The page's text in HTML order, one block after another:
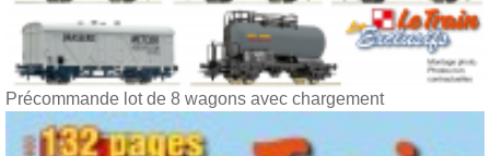
Précommande lot de 8 wagons avec chargement